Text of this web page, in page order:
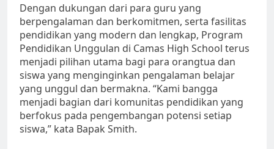
Dengan dukungan dari para guru yang
berpengalaman dan berkomitmen, serta fasilitas
pendidikan yang modern dan lengkap, Program
Pendidikan Unggulan di Camas High School terus
menjadi pilihan utama bagi para orangtua dan
siswa yang menginginkan pengalaman belajar
yang unggul dan bermakna. “Kami bangga
menjadi bagian dari komunitas pendidikan yang
berfokus pada pengembangan potensi setiap
siswa,” kata Bapak Smith.